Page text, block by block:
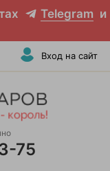
Telegram и
Вход на сайт
75